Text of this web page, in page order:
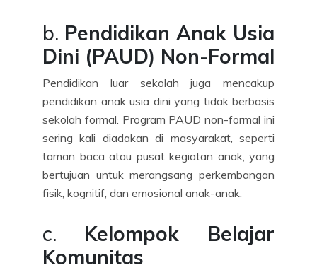
b. Pendidikan Anak Usia
Dini (PAUD) Non-Formal
Pendidikan luar sekolah juga mencakup
pendidikan anak usia dini yang tidak berbasis
sekolah formal. Program PAUD non-formal ini
sering kali diadakan di masyarakat, seperti
taman baca atau pusat kegiatan anak, yang
bertujuan untuk merangsang perkembangan
fisik, kognitif, dan emosional anak-anak.
c. Kelompok Belajar
Komunitas